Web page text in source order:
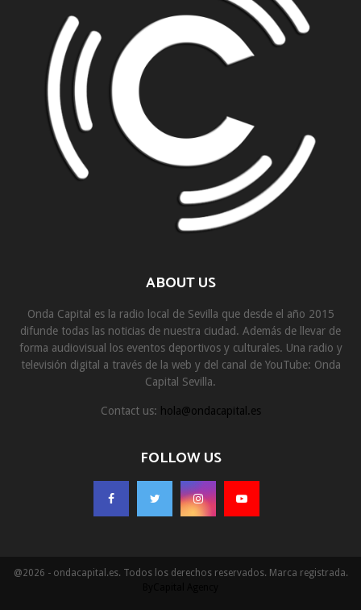
ABOUT US
Onda Capital es la radio local de Sevilla que desde el año 2015
difunde todas las noticias de nuestra ciudad. Además de llevar de
forma audiovisual los eventos deportivos y culturales. Una radio y
televisión digital a través de la web y del canal de YouTube: Onda
Capital Sevilla.
Contact us: hola@ondacapital.es
FOLLOW US
@2026 - ondacapital.es. Todos los derechos reservados. Marca registrada.